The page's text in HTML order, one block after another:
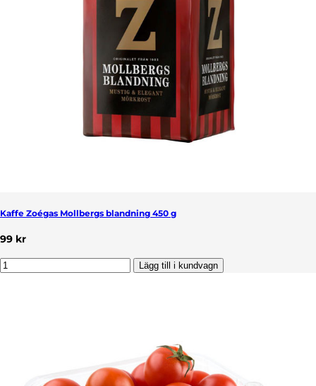
Kaffe Zoégas Mollbergs blandning 450 g
99 kr
Lägg till i kundvagn